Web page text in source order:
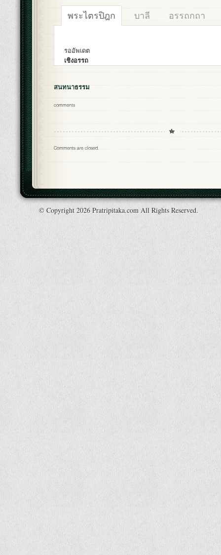
พระไตรปิฎก บาลี อรรถกถา
รออัพเดต
เชิงอรรถ
สนทนาธรรม
comments
Comments are closed.
© Copyright 2026 Pratripitaka.com All Rights Reserved.